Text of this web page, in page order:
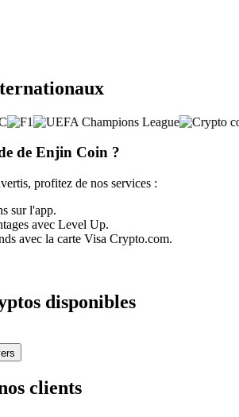
de Enjin Coin ?
profitez de nos services :
sur l'app.
avec Level Up.
avec la carte Visa Crypto.com.
disponibles
clients